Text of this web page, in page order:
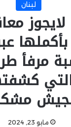
لبنان
مرفأ
مايو 23, 2024